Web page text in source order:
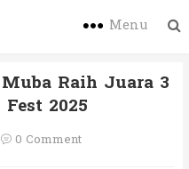
Menu
Raih Juara 3
2025
0 Comment